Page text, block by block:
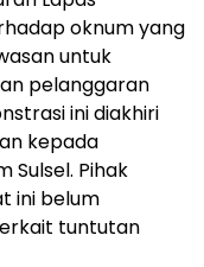
oknum yang
untuk
pelanggaran
ini diakhiri
kepada
Sulsel. Pihak
ini belum
tuntutan